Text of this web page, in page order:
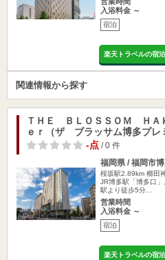
入浴料金 ～
宿泊
楽天トラベルの宿
関連情報から探す
ＴＨＥ ＢＬＯＳＳＯＭ ＨＡ
ｅｒ（ザ ブラッサム博多プレ
-点/ 0 件
福岡県 / 福岡市
桜坂駅2.89km 櫛田
JR博多駅「博多口
駅より徒歩5分…
営業時間
入浴料金 ～
宿泊
楽天トラベルの宿